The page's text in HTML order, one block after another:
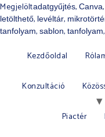
Megjelöltadatgyűjtés, Canva,
letölthető, levéltár,
tanfolyam, sablon, tanfolyam,
Kezdőoldal
Konzultáció
Piactér